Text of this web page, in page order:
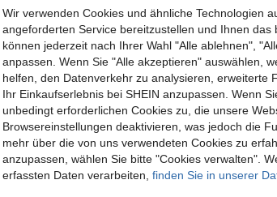
0,01€ sparen
50/100/200 Stück Einweg-Braun Rechteckige Luftfritteuse Liner Backpapier, Rechteckige Form Luftfritteuse Papier, Antihaftbeschichtetes Luftfritteuse Backpapier, Lebensmittel Papier Tablett & Ölbeständiges Papier, geeignet für das Backen von Brot, Tartes, Käse, Kartoffeln, Meeresfrüchte, Ofenzubehör, Backwerkzeuge, Küchenutensilien, Küchenhelfer
4,64€ 4,65€ 8,08€
Wir verwenden Cookies und ähnliche Technologien
angeforderten Service bereitzustellen und Ihnen
können jederzeit nach Ihrer Wahl "Alle ablehnen",
anpassen. Wenn Sie "Alle akzeptieren" auswählen,
helfen, den Datenverkehr zu analysieren, erweiterte
Ihr Einkaufserlebnis bei SHEIN anzupassen. Wenn
unbedingt erforderlichen Cookies zu, die unsere
Browsereinstellungen deaktivieren, was jedoch die
mehr über die von uns verwendeten Cookies zu
anzupassen, wählen Sie bitte "Cookies verwalten".
erfassten Daten verarbeiten, finden Sie in unserer